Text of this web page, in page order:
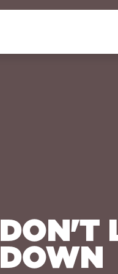
DON'T
DOWN